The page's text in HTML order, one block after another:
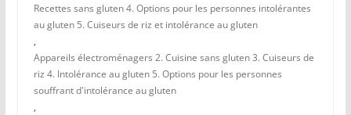
Recettes sans gluten 4. Options pour les personnes intolérantes
au gluten 5. Cuiseurs de riz et intolérance au gluten
,
Appareils électroménagers 2. Cuisine sans gluten 3. Cuiseurs de
riz 4. Intolérance au gluten 5. Options pour les personnes
souffrant d'intolérance au gluten
,